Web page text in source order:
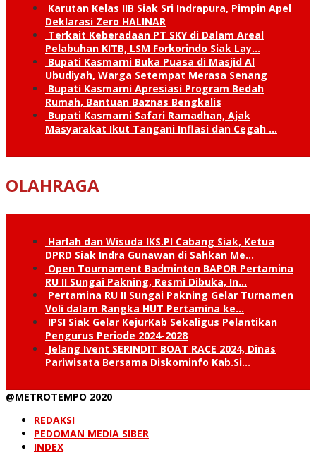
Karutan Kelas IIB Siak Sri Indrapura, Pimpin Apel
Deklarasi Zero HALINAR
Terkait Keberadaan PT SKY di Dalam Areal
Pelabuhan KITB, LSM Forkorindo Siak Lay…
Bupati Kasmarni Buka Puasa di Masjid Al
Ubudiyah, Warga Setempat Merasa Senang
Bupati Kasmarni Apresiasi Program Bedah
Rumah, Bantuan Baznas Bengkalis
Bupati Kasmarni Safari Ramadhan, Ajak
Masyarakat Ikut Tangani Inflasi dan Cegah …
OLAHRAGA
Harlah dan Wisuda IKS.PI Cabang Siak, Ketua
DPRD Siak Indra Gunawan di Sahkan Me…
Open Tournament Badminton BAPOR Pertamina
RU II Sungai Pakning, Resmi Dibuka, In…
Pertamina RU II Sungai Pakning Gelar Turnamen
Voli dalam Rangka HUT Pertamina ke…
IPSI Siak Gelar KejurKab Sekaligus Pelantikan
Pengurus Periode 2024-2028
Jelang Ivent SERINDIT BOAT RACE 2024, Dinas
Pariwisata Bersama Diskominfo Kab.Si…
@METROTEMPO 2020
REDAKSI
PEDOMAN MEDIA SIBER
INDEX